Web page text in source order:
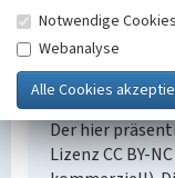
Empfohlene
Der hier
Lizenz CC BY-
Notwendige Cookies
Webanalyse